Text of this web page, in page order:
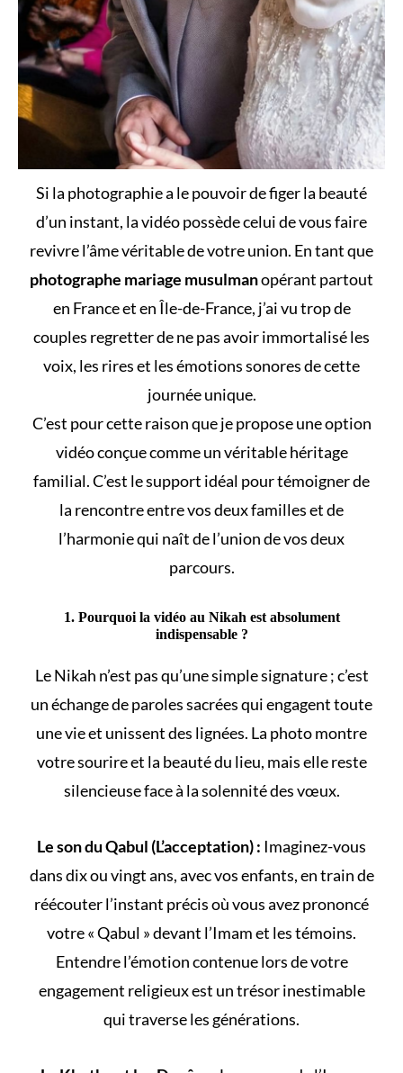
Si la photographie a le pouvoir de figer la beauté
d’un instant, la vidéo possède celui de vous faire
revivre l’âme véritable de votre union. En tant que
photographe mariage musulmanopérant partout
en France et en Île-de-France, j’ai vu trop de
couples regretter de ne pas avoir immortalisé les
voix, les rires et les émotions sonores de cette
journée unique.
C’est pour cette raison que je propose une option
vidéo conçue comme un véritable héritage
familial. C’est le support idéal pour témoigner de
la rencontre entre vos deux familles et de
l’harmonie qui naît de l’union de vos deux
parcours.
1. Pourquoi la vidéo au Nikah est absolument
indispensable ?
LeNikah n’est pas qu’une simple signature ; c’est
un échange de paroles sacrées qui engagent toute
une vie et unissent des lignées. La photo montre
votre sourire et la beauté du lieu, mais elle reste
silencieuse face à la solennité des vœux.
Le son du Qabul (L’acceptation) : Imaginez-vous
dans dix ou vingt ans, avec vos enfants, en train de
réécouter l’instant précis où vous avez prononcé
votre « Qabul » devant l’Imam et les témoins.
Entendre l’émotion contenue lors de votre
engagement religieuxest un trésor inestimable
qui traverse les générations.